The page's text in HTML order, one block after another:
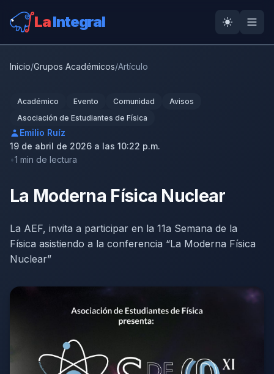
LaIntegral
Inicio/Grupos Académicos/Artículo
Académico Evento Comunidad
Avisos
Asociación de Estudiantes de Física
Emilio Ruíz
19 de abril de 2026 a las 10:22 p.m.
1 min de lectura
La Moderna Física Nuclear
La AEF, invita a participar en la 11a Semana de la
Física asistiendo a la conferencia “La Moderna Física
Nuclear”